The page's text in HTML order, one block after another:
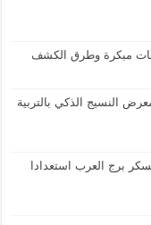
مبكرة وطرق الكشف
النسيج الذكي بالتربية
برج العرب استعدادا